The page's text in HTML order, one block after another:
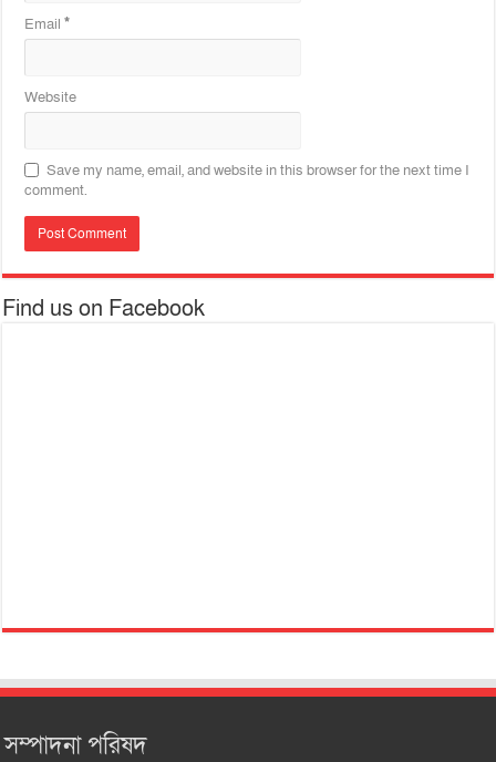
Email*
Website
Save my name, email, and website in this browser for the next time I
comment.
Find us on Facebook
সম্পাদনা পরিষদ